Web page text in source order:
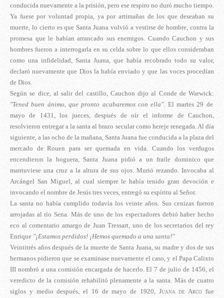
conducida nuevamente a la prisión, pero ese respiro no duró mucho tiempo.
Ya fuese por voluntad propia, ya por artimañas de los que deseaban su
muerte, lo cierto es que Santa Juana volvió a vestirse de hombre, contra la
promesa que le habían arrancado sus enemigos. Cuando Cauchon y sus
hombres fueron a interrogarla en su celda sobre lo que ellos consideraban
como una infidelidad, Santa Juana, que había recobrado todo su valor,
declaró nuevamente que Dios la había enviado y que las voces procedían
de Dios.
Según se dice, al salir del castillo, Cauchon dijo al Conde de Warwick:
"Tened buen ánimo, que pronto acabaremos con ella". El martes 29 de
mayo de 1431, los jueces, después de oír el informe de Cauchon,
resolvieron entregar a la santa al brazo secular como hereje renegada. Al día
siguiente, a las ocho de la mañana, Santa Juana fue conducida a la plaza del
mercado de Rouen para ser quemada en vida. Cuando los verdugos
encendieron la hoguera, Santa Juana pidió a un fraile dominico que
mantuviese una cruz a la altura de sus ojos. Murió rezando. Invocaba al
Arcángel San Miguel, al cual siempre le había tenido gran devoción e
invocando el nombre de Jesús tres veces, entregó su espíritu al Señor.
La santa no había cumplido todavía los veinte años. Sus cenizas fueron
arrojadas al río Sena. Más de uno de los espectadores debió haber hecho
eco al comentario amargo de Juan Tressart, uno de los secretarios del rey
Enrique "¡Estamos perdidos! ¡Hemos quemado a una santa!"
Veintitrés años después de la muerte de Santa Juana, su madre y dos de sus
hermanos pidieron que se examinase nuevamente el caso, y el Papa Calixto
III nombró a una comisión encargada de hacerlo. El 7 de julio de 1456, el
veredicto de la comisión rehabilitó plenamente a la santa. Más de cuatro
siglos y medio después, el 16 de mayo de 1920, Juana de Arco fue